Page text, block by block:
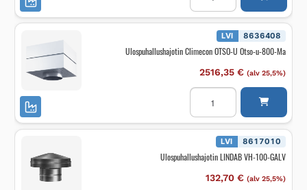
630-
2-
määrä
LVI 8636408
Ulospuhallushajotin Climecon OTSO-U Otso-u-800-Ma
2516,35 € (alv 25,5%)
Ulospuhallushajotin
Climecon
OTSO-
U
Otso-
Ma
LVI 8617010
Ulospuhallushajotin LINDAB VH-100-GALV
132,70 € (alv 25,5%)